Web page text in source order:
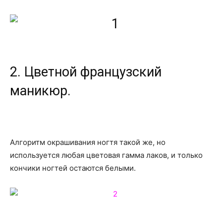
2. Цветной французский
маникюр.
Алгоритм окрашивания ногтя такой же, но
используется любая цветовая гамма лаков, и только
кончики ногтей остаются белыми.